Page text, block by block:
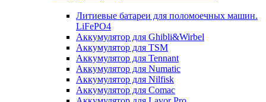
Литиевые батареи для поломоечных машин.
LiFePO4
Аккумулятор для Ghibli&Wirbel
Аккумулятор для TSM
Аккумулятор для Tennant
Аккумулятор для Numatic
Аккумулятор для Nilfisk
Аккумулятор для Comac